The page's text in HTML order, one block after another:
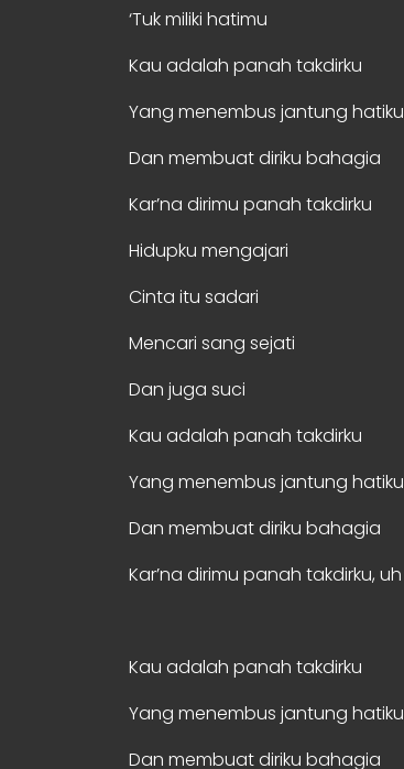
‘Tuk miliki hatimu
Kau adalah panah takdirku
Yang menembus jantung hatiku
Dan membuat diriku bahagia
Kar’na dirimu panah takdirku
Hidupku mengajari
Cinta itu sadari
Mencari sang sejati
Dan juga suci
Kau adalah panah takdirku
Yang menembus jantung hatiku
Dan membuat diriku bahagia
Kar’na dirimu panah takdirku, uh
Kau adalah panah takdirku
Yang menembus jantung hatiku
Dan membuat diriku bahagia